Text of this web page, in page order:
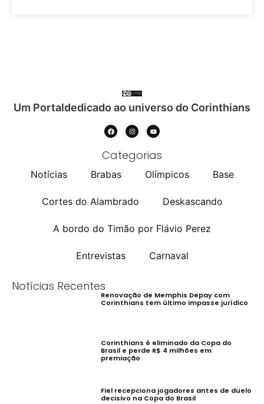
Um Portaldedicado ao universo do Corinthians
Categorias
Notícias Brabas Olímpicos Base
Cortes do Alambrado Deskascando
A bordo do Timão por Flávio Perez
Entrevistas Carnaval
Notícias Recentes
Renovação de Memphis Depay com
Corinthians tem último impasse jurídico
Corinthians é eliminado da Copa do
Brasil e perde R$ 4 milhões em
premiação
Fiel recepciona jogadores antes de duelo
decisivo na Copa do Brasil